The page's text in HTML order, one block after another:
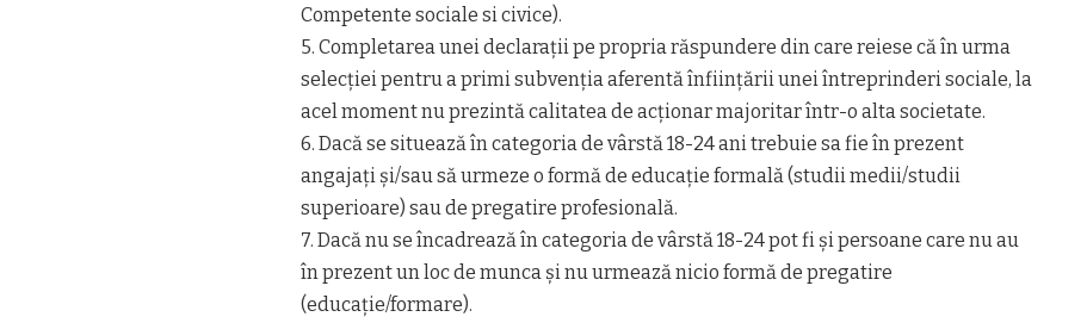
Competente sociale si civice).
5. Completarea unei declarații pe propria răspundere din care reiese că în urma
selecției pentru a primi subvenția aferentă înființării unei întreprinderi sociale, la
acel moment nu prezintă calitatea de acționar majoritar într-o alta societate.
6. Dacă se situează în categoria de vârstă 18-24 ani trebuie sa fie în prezent
angajați și/sau să urmeze o formă de educație formală (studii medii/studii
superioare) sau de pregatire profesională.
7. Dacă nu se încadrează în categoria de vârstă 18-24 pot fi și persoane care nu au
în prezent un loc de munca și nu urmează nicio formă de pregatire
(educație/formare).